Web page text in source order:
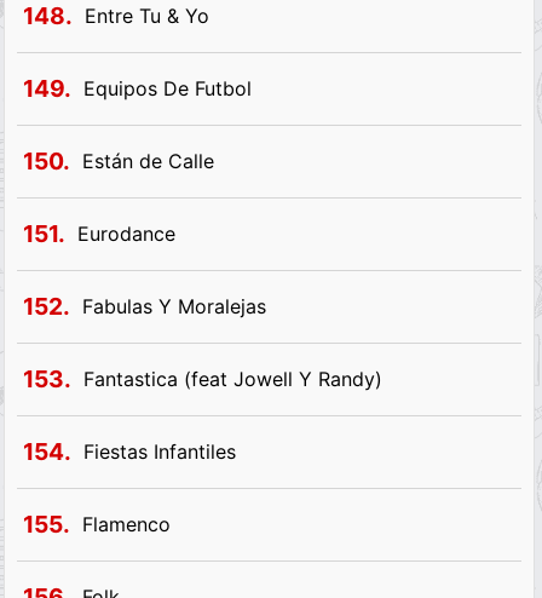
148. Entre Tu & Yo
149. Equipos De Futbol
150. Están de Calle
151. Eurodance
152. Fabulas Y Moralejas
153. Fantastica (feat Jowell Y Randy)
154. Fiestas Infantiles
155. Flamenco